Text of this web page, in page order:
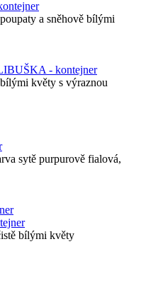
a sněhově bílými
květy s výraznou
sytě purpurově fialová,
bílými květy